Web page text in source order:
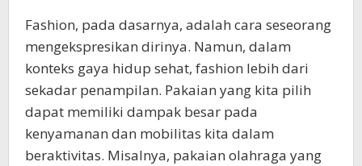
Fashion, pada dasarnya, adalah cara seseorang
mengekspresikan dirinya. Namun, dalam
konteks gaya hidup sehat, fashion lebih dari
sekadar penampilan. Pakaian yang kita pilih
dapat memiliki dampak besar pada
kenyamanan dan mobilitas kita dalam
beraktivitas. Misalnya, pakaian olahraga yang